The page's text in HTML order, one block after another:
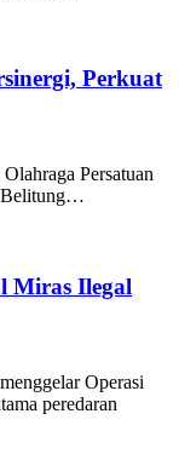
Perkuat
Persatuan
Belitung…
Miras Ilegal
Operasi
peredaran